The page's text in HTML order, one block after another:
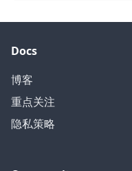
Docs
博客
重点关注
隐私策略